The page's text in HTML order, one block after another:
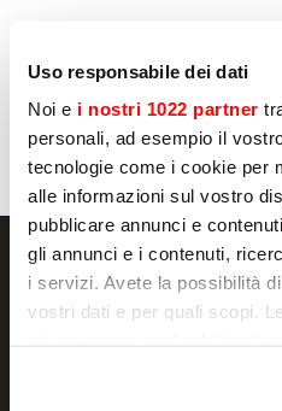
Uso responsabile dei dati
Noi e i nostri 1022 partner
personali, ad esempio il
tecnologie come i cookie per
alle informazioni sul vostro
pubblicare annunci e
gli annunci e i contenuti,
i servizi. Avete la possibilità
vostri dati e per quali scopi.
modificare o revocare il
Promotions and news,